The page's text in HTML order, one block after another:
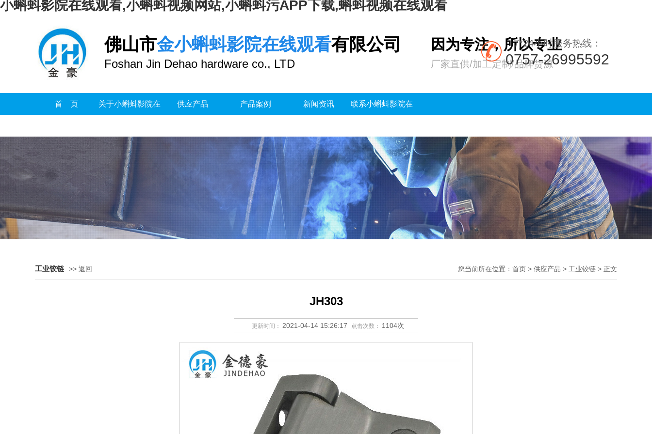
小蝌蚪影院在线观看,小蝌蚪视频网站,小蝌蚪污APP下载,蝌蚪视频在线观看
佛山市金小蝌蚪影院在线观看有限公司
Foshan Jin Dehao hardware co., LTD
因为专注，所以专业
厂家直供/加工定制/品牌货源
7*24小时服务热线：
0757-26995592
首 页 关于小蝌蚪影院在 供应产品 产品案例 新闻资讯 联系小蝌蚪影院在
工业铰链 >> 返回 您当前所在位置： 首页 > 供应产品 > 工业铰链 > 正文
JH303
更新时间： 2021-04-14 15:26:17 点击次数： 1104次